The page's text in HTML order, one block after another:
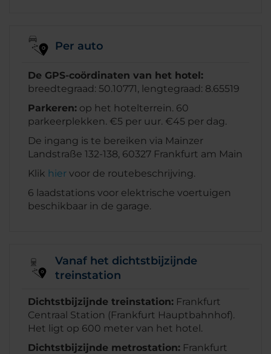
Per auto
De GPS-coördinaten van het hotel:
breedtegraad: 50.10771, lengtegraad: 8.65519
Parkeren: op het hotelterrein. 60
parkeerplekken. €5 per uur. €45 per dag.
De ingang is te bereiken via Mainzer
Landstraße 132-138, 60327 Frankfurt am Main
Klik hier voor de routebeschrijving.
6 laadstations voor elektrische voertuigen
beschikbaar in de garage.
Vanaf het dichtstbijzijnde
treinstation
Dichtstbijzijnde treinstation: Frankfurt
Centraal Station (Frankfurt Hauptbahnhof).
Het ligt op 600 meter van het hotel.
Dichtstbijzijnde metrostation: Frankfurt